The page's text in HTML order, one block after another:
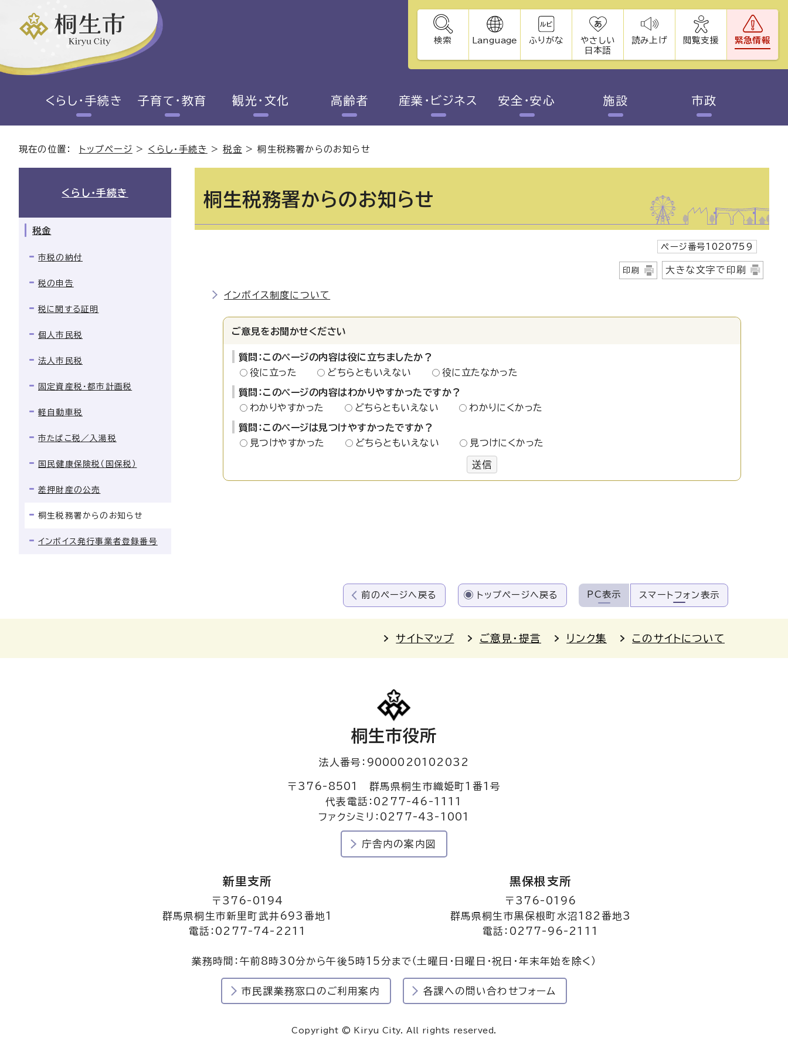
検索 Language ふりがな
やさしい
日本語
読み上げ 閲覧支援 緊急情報
くらし・手続き 子育て・教育 観光・文化 高齢者 産業・ビジネス 安全・安心 施設 市政
現在の位置： トップページ > くらし・手続き >税金 >桐生税務署からのお知らせ
桐生税務署からのお知らせ
ページ番号1020759
印刷 大きな文字で印刷
インボイス制度について
ご意見をお聞かせください
質問：このページの内容は役に立ちましたか？
役に立った
どちらともいえない 役に立たなかった
質問：このページの内容はわかりやすかったですか？
わかりやすかった
どちらともいえない わかりにくかった
質問：このページは見つけやすかったですか？
見つけやすかった
どちらともいえない 見つけにくかった
送信
くらし・手続き
税金
市税の納付
税の申告
税に関する証明
個人市民税
法人市民税
固定資産税・都市計画税
軽自動車税
市たばこ税／入湯税
国民健康保険税（国保税）
差押財産の公売
桐生税務署からのお知らせ
インボイス発行事業者登録番号
前のページへ戻る トップページへ戻る PC表示 スマートフォン表示
サイトマップ ご意見・提言 リンク集 このサイトについて
桐生市役所
法人番号：9000020102032
〒376-8501 群馬県桐生市織姫町1番1号
代表電話：0277-46-1111
ファクシミリ：0277-43-1001
庁舎内の案内図
新里支所
〒376-0194
群馬県桐生市新里町武井693番地1
電話：0277-74-2211
黒保根支所
〒376-0196
群馬県桐生市黒保根町水沼182番地3
電話：0277-96-2111
業務時間：午前8時30分から午後5時15分まで（土曜日・日曜日・祝日・年末年始を除く）
市民課業務窓口のご利用案内 各課への問い合わせフォーム
Copyright © Kiryu City. All rights reserved.